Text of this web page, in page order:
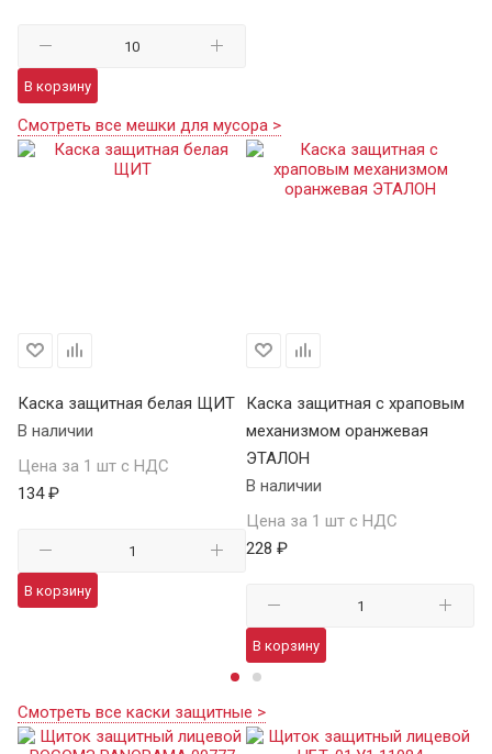
В корзину
Смотреть все мешки для мусора >
Каска защитная белая ЩИТ
В наличии
Цена за 1 шт с НДС
134 ₽
В корзину
Каска защитная с храповым
механизмом оранжевая
ЭТАЛОН
В наличии
Цена за 1 шт с НДС
228 ₽
В корзину
Смотреть все каски защитные >